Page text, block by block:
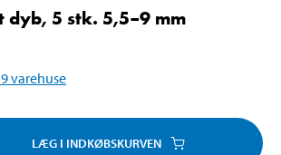
dyb, 5 stk. 5,5–9 mm
varehuse
LÆG I INDKØBSKURVEN